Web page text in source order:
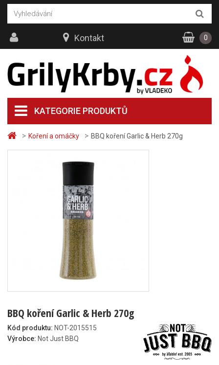
> Koření a omáčky > BBQ koření Garlic & Herb 270g
BBQ koření Garlic & Herb 270g
Kód produktu: NOT-2015515
Výrobce: Not Just BBQ
KATEGORIE PRODUKTŮ
Kontakt 0